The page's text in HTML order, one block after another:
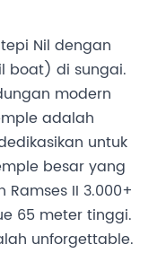
Nil dengan
boat) di sungai.
modern
adalah
untuk
besar yang
II 3.000+
65 meter tinggi.
unforgettable.